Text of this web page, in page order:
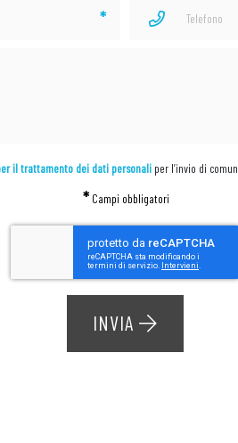
*
il trattamento dei dati personaliper l’invio di
* Campi obbligatori
INVIA